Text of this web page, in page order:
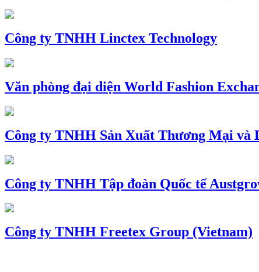
Công ty TNHH Linctex Technology
Văn phòng đại diện World Fashion
Công ty TNHH Sản Xuất Thương Mại và
Công ty TNHH Tập đoàn Quốc tế
Công ty TNHH Freetex Group (Vietnam)